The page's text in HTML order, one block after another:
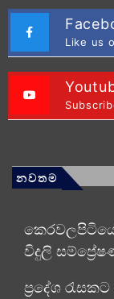
Like us
නවතම
විදුලි
ප්‍රදේශ